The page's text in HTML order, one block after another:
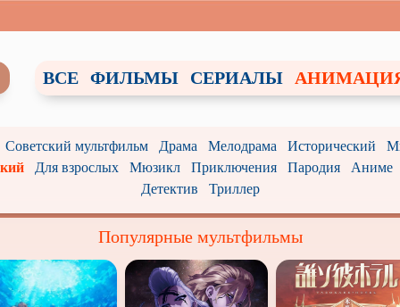
ВСЕ ФИЛЬМЫ СЕРИАЛЫ
Советский мультфильм Драма Мелодрама Исторический
Для взрослых Мюзикл Приключения Пародия Аниме
Детектив
Триллер
Популярные мультфильмы